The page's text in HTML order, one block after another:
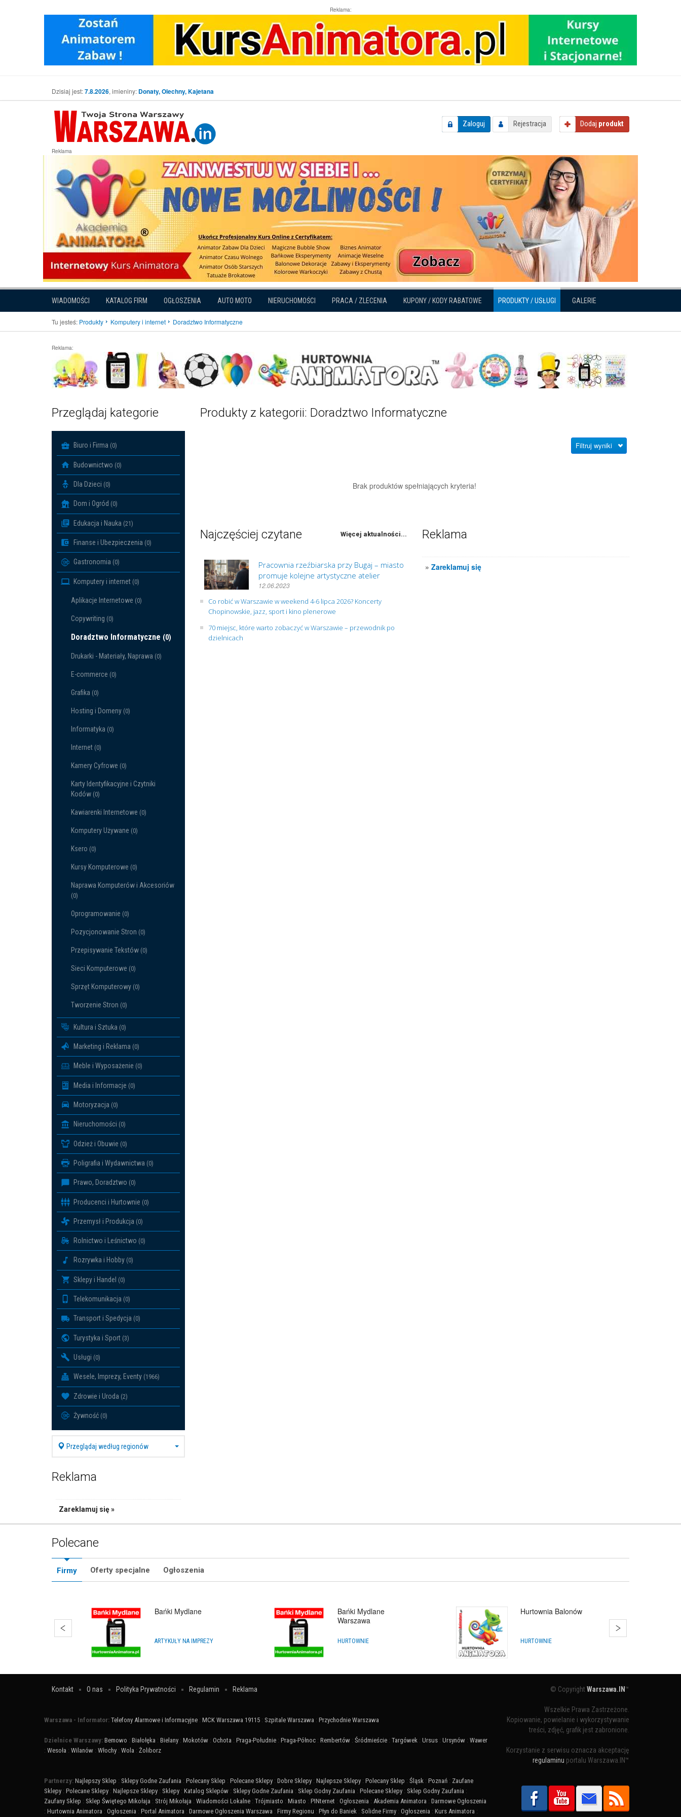
Reklama:
Dzisiaj jest:7.8.2026, imieniny: Donaty, Olechny, Kajetana
Zaloguj Rejestracja Dodaj produkt
Reklama
WIADOMOŚCI KATALOG FIRM OGŁOSZENIA AUTO MOTO NIERUCHOMOŚCI PRACA / ZLECENIA KUPONY / KODY RABATOWE PRODUKTY / USŁUGI GALERIE
Tu jesteś: Produkty Komputery i internet Doradztwo Informatyczne
Reklama:
Przeglądaj kategorie
Biuro i Firma (0)
Budownictwo (0)
Dla Dzieci (0)
Dom i Ogród (0)
Edukacja i Nauka (21)
Finanse i Ubezpieczenia (0)
Gastronomia (0)
Komputery i internet (0)
Aplikacje Internetowe (0)
Copywriting (0)
Doradztwo Informatyczne (0)
Drukarki - Materiały, Naprawa (0)
E-commerce (0)
Grafika (0)
Hosting i Domeny (0)
Informatyka (0)
Internet (0)
Kamery Cyfrowe (0)
Karty Identyfikacyjne i Czytniki
Kodów (0)
Kawiarenki Internetowe (0)
Komputery Używane (0)
Ksero (0)
Kursy Komputerowe (0)
Naprawa Komputerów i Akcesoriów
(0)
Oprogramowanie (0)
Pozycjonowanie Stron (0)
Przepisywanie Tekstów (0)
Sieci Komputerowe (0)
Sprzęt Komputerowy (0)
Tworzenie Stron (0)
Kultura i Sztuka (0)
Marketing i Reklama (0)
Meble i Wyposażenie (0)
Media i Informacje (0)
Motoryzacja (0)
Nieruchomości (0)
Odzież i Obuwie (0)
Poligrafia i Wydawnictwa (0)
Prawo, Doradztwo (0)
Producenci i Hurtownie (0)
Przemysł i Produkcja (0)
Rolnictwo i Leśnictwo (0)
Rozrywka i Hobby (0)
Sklepy i Handel (0)
Telekomunikacja (0)
Transport i Spedycja (0)
Turystyka i Sport (3)
Usługi (0)
Wesele, Imprezy, Eventy (1966)
Zdrowie i Uroda (2)
Żywność (0)
Przeglądaj według regionów
Reklama
Zareklamuj się »
Produkty z kategorii: Doradztwo Informatyczne
Filtruj wyniki
Brak produktów spełniających kryteria!
Najczęściej czytane Więcej aktualności...
Pracownia rzeźbiarska przy Bugaj – miasto
promuje kolejne artystyczne atelier
12.06.2023
Co robić w Warszawie w weekend 4-6 lipca 2026? Koncerty
Chopinowskie, jazz, sport i kino plenerowe
70 miejsc, które warto zobaczyć w Warszawie – przewodnik po
dzielnicach
Reklama
»Zareklamuj się
Polecane
Firmy Oferty specjalne Ogłoszenia
Bańki Mydlane
ARTYKUŁY NA IMPREZY
Bańki Mydlane
Warszawa
HURTOWNIE
Hurtownia Balonów
HURTOWNIE
Kontakt O nas Polityka Prywatności Regulamin Reklama
Warszawa - Informator: Telefony Alarmowe i Informacyjne : MCK Warszawa 19115 : Szpitale Warszawa : Przychodnie Warszawa
Dzielnice Warszawy: Bemowo : Białołęka : Bielany : Mokotów : Ochota : Praga-Południe : Praga-Północ : Rembertów : Śródmieście : Targówek : Ursus : Ursynów : Wawer
: Wesoła : Wilanów : Włochy : Wola : Żoliborz
Partnerzy: Najlepszy Sklep : Sklepy Godne Zaufania : Polecany Sklep : Polecane Sklepy : Dobre Sklepy : Najlepsze Sklepy : Polecany Sklep : Śląsk : Poznań : Zaufane
Sklepy : Polecane Sklepy : Najlepsze Sklepy : Sklepy : Katalog Sklepów : Sklepy Godne Zaufania : Sklep Godny Zaufania : Polecane Sklepy : Sklep Godny Zaufania :
Zaufany Sklep : Sklep Świętego Mikołaja : Strój Mikołaja : Wiadomości Lokalne : Trójmiasto : Miasto : PINternet : Ogłoszenia : Akademia Animatora : Darmowe Ogłoszenia
: Hurtownia Animatora : Ogłoszenia : Portal Animatora : Darmowe Ogłoszenia Warszawa : Firmy Regionu : Płyn do Baniek : Solidne Firmy : Ogłoszenia : Kurs Animatora :
© CopyrightWarszawa.IN ™
Wszelkie Prawa Zastrzeżone.
Kopiowanie, powielanie i wykorzystywanie
treści, zdjęć, grafik jest zabronione.
Korzystanie z serwisu oznacza akceptację
regulaminu portalu Warszawa.IN™